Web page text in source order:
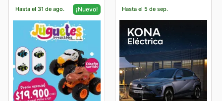
Hasta el 31 de ago. ¡Nuevo! Hasta el 5 de sep.